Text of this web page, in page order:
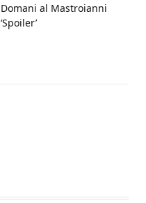
Domani al Mastroianni
‘Spoiler’